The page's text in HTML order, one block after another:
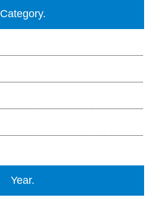
Category.
Year.